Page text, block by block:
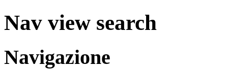
Nav view search
Navigazione